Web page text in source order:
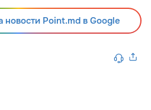
новости Point.md в Google